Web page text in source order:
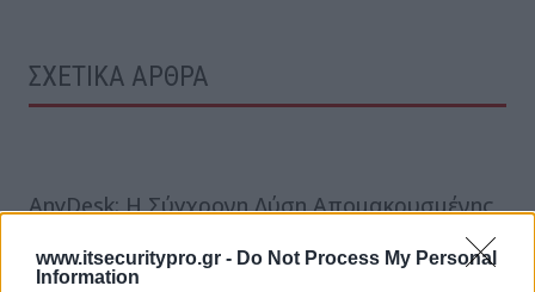
www.itsecuritypro.gr - Do Not Process My Personal
Information
ΣΧΕΤΙΚΑ ΑΡΘΡΑ
AnyDesk: Η Σύγχρονη Λύση Απομακρυσμένης